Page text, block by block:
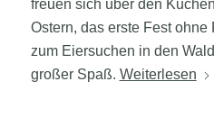
freuen sich über den
Ostern, das erste Fest
zum Eiersuchen in den
großer Spaß. Weiterlesen